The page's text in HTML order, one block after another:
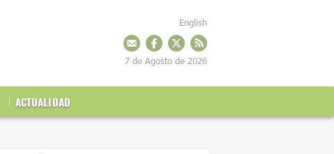
ACTUALIDAD
English
7 de Agosto de 2026